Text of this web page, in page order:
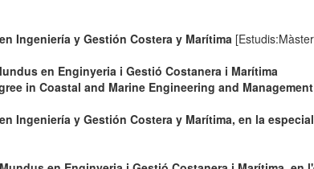
Ingeniería y Gestión Costera y Marítima
en Enginyeria i Gestió Costanera i Marítima
in Coastal and Marine Engineering and Management
Ingeniería y Gestión Costera y Marítima, en la